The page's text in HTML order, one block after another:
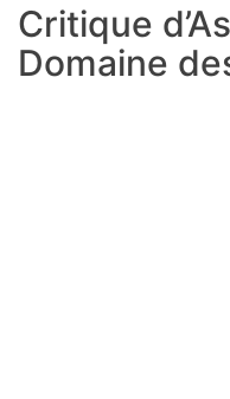
Critique
Domaine